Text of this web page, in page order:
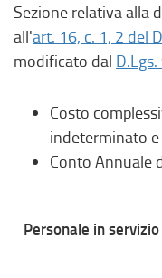
Sezione relativa alla
all'art. 16, c. 1, 2 del
modificato dal
Costo
indeterminato
Conto Annuale
Personale in